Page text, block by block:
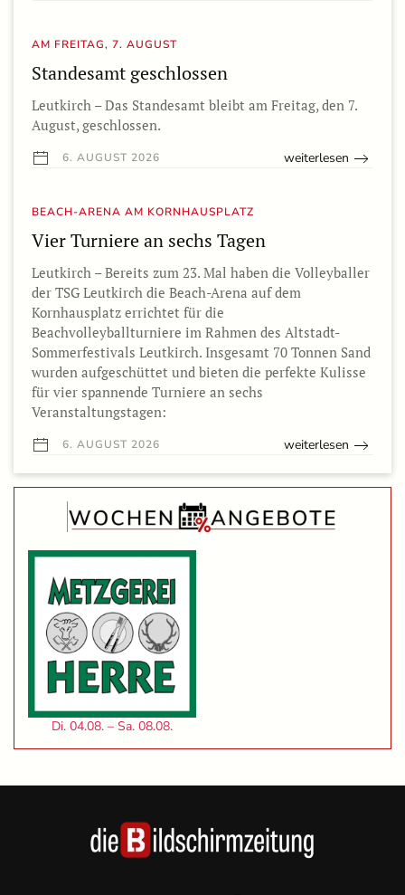
AM FREITAG, 7. AUGUST
Standesamt geschlossen
Leutkirch – Das Standesamt bleibt am Freitag, den 7.
August, geschlossen.
6. AUGUST 2026 weiterlesen
BEACH-ARENA AM KORNHAUSPLATZ
Vier Turniere an sechs Tagen
Leutkirch – Bereits zum 23. Mal haben die Volleyballer
der TSG Leutkirch die Beach-Arena auf dem
Kornhausplatz errichtet für die
Beachvolleyballturniere im Rahmen des Altstadt-
Sommerfestivals Leutkirch. Insgesamt 70 Tonnen Sand
wurden aufgeschüttet und bieten die perfekte Kulisse
für vier spannende Turniere an sechs
Veranstaltungstagen:
6. AUGUST 2026 weiterlesen
Di. 04.08. – Sa. 08.08.